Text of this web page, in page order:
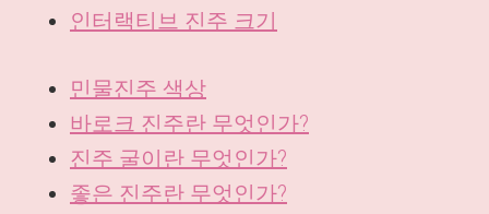
인터랙티브 진주 크기
민물진주 색상
바로크 진주란 무엇인가?
진주 굴이란 무엇인가?
좋은 진주란 무엇인가?